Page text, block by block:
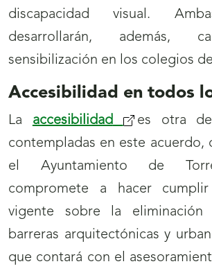
discapacidad visual.
desarrollarán, además,
sensibilización en los colegios
Accesibilidad en todos
La accesibilidad
(se
abrirá
nueva
ventana)
es otra
contempladas en este acuerdo,
el Ayuntamiento de
compromete a hacer
vigente sobre la
barreras arquitectónicas y
que contará con el